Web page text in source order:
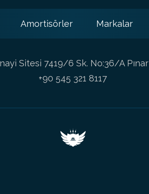
Amortisörler Markalar
Sitesi 7419/6 Sk. No:36/A
+90 545 321 8117